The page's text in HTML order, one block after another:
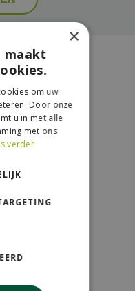
- 18:00
×
maakt
om uw
Door onze
u in met alle
met ons
verder